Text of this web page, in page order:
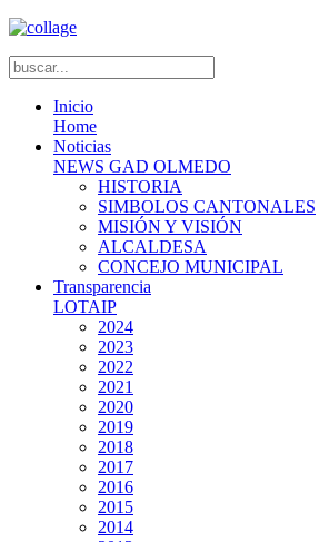
Inicio
Home
Noticias
NEWS GAD OLMEDO
HISTORIA
SIMBOLOS CANTONALES
MISIÓN Y VISIÓN
ALCALDESA
CONCEJO MUNICIPAL
Transparencia
LOTAIP
2024
2023
2022
2021
2020
2019
2018
2017
2016
2015
2014